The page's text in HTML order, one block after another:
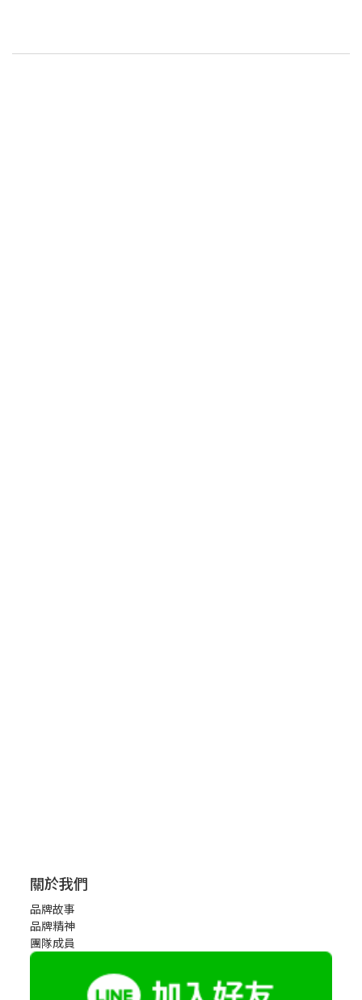
關於我們
品牌故事
品牌精神
團隊成員